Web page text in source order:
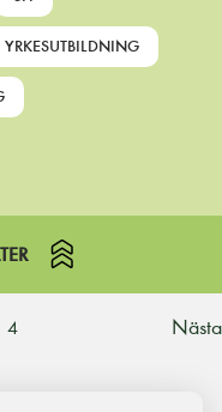
4 Nästa